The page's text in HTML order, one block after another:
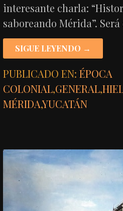
interesante charla:
saboreando Mérida”.
SIGUE LEYENDO →
PUBLICADO EN:ÉPOCA
COLONIAL,GENERAL,
MÉRIDA,YUCATÁN